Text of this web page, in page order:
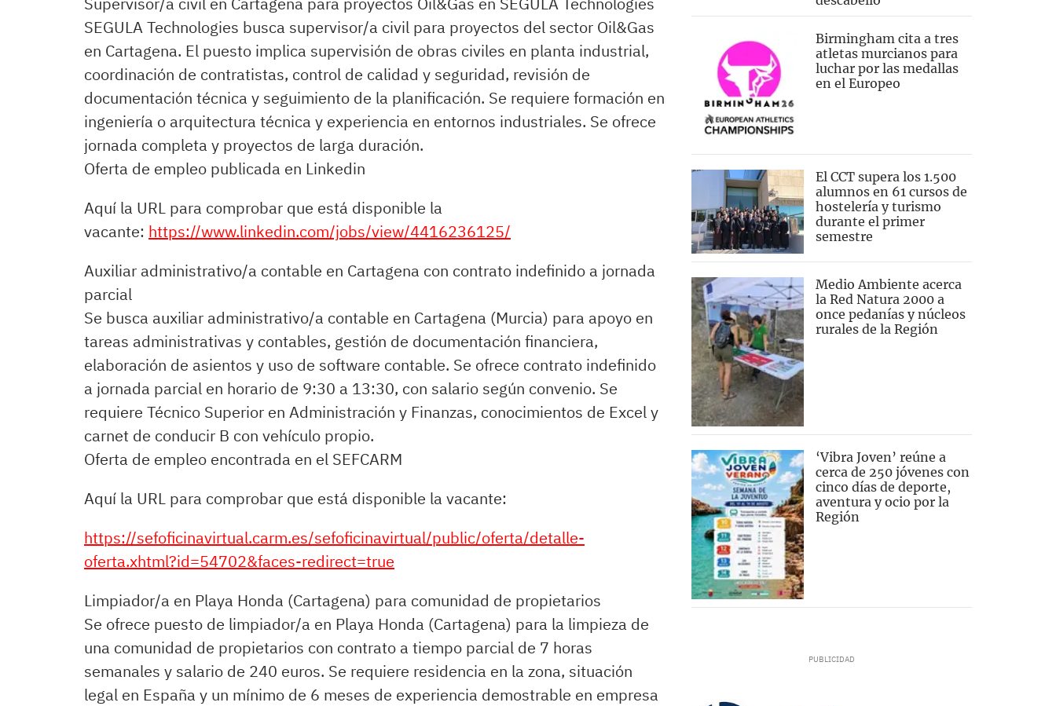
SEGULA Technologies busca supervisor/a civil para proyectos del sector Oil&Gas
en Cartagena. El puesto implica supervisión de obras civiles en planta industrial,
coordinación de contratistas, control de calidad y seguridad, revisión de
documentación técnica y seguimiento de la planificación. Se requiere formación en
ingeniería o arquitectura técnica y experiencia en entornos industriales. Se ofrece
jornada completa y proyectos de larga duración.
Oferta de empleo publicada en Linkedin
Aquí la URL para comprobar que está disponible la
vacante: https://www.linkedin.com/jobs/view/4416236125/
Auxiliar administrativo/a contable en Cartagena con contrato indefinido a jornada
parcial
Se busca auxiliar administrativo/a contable en Cartagena (Murcia) para apoyo en
tareas administrativas y contables, gestión de documentación financiera,
elaboración de asientos y uso de software contable. Se ofrece contrato indefinido
a jornada parcial en horario de 9:30 a 13:30, con salario según convenio. Se
requiere Técnico Superior en Administración y Finanzas, conocimientos de Excel y
carnet de conducir B con vehículo propio.
Oferta de empleo encontrada en el SEFCARM
Aquí la URL para comprobar que está disponible la vacante:
https://sefoficinavirtual.carm.es/sefoficinavirtual/public/oferta/detalle-
oferta.xhtml?id=54702&faces-redirect=true
Limpiador/a en Playa Honda (Cartagena) para comunidad de propietarios
Se ofrece puesto de limpiador/a en Playa Honda (Cartagena) para la limpieza de
una comunidad de propietarios con contrato a tiempo parcial de 7 horas
semanales y salario de 240 euros. Se requiere residencia en la zona, situación
legal en España y un mínimo de 6 meses de experiencia demostrable en empresa
Birmingham cita a tres
atletas murcianos para
luchar por las medallas
en el Europeo
El CCT supera los 1.500
alumnos en 61 cursos de
hostelería y turismo
durante el primer
semestre
Medio Ambiente acerca
la Red Natura 2000 a
once pedanías y núcleos
rurales de la Región
‘Vibra Joven’ reúne a
cerca de 250 jóvenes con
cinco días de deporte,
aventura y ocio por la
Región